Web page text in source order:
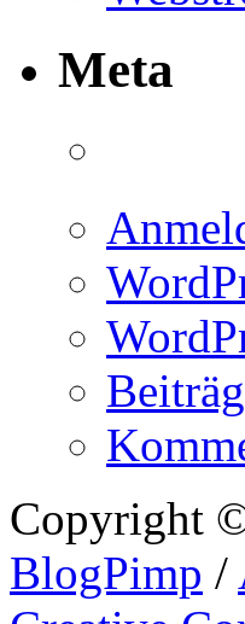
Meta
Copyright
BlogPimp /